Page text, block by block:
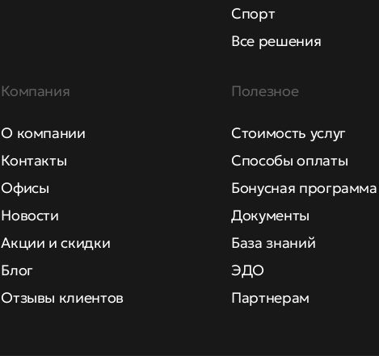
Спорт
Все решения
Компания
О компании
Контакты
Офисы
Новости
Акции и скидки
Блог
Отзывы клиентов
Полезное
Стоимость услуг
Способы оплаты
Бонусная программа
Документы
База знаний
ЭДО
Партнерам